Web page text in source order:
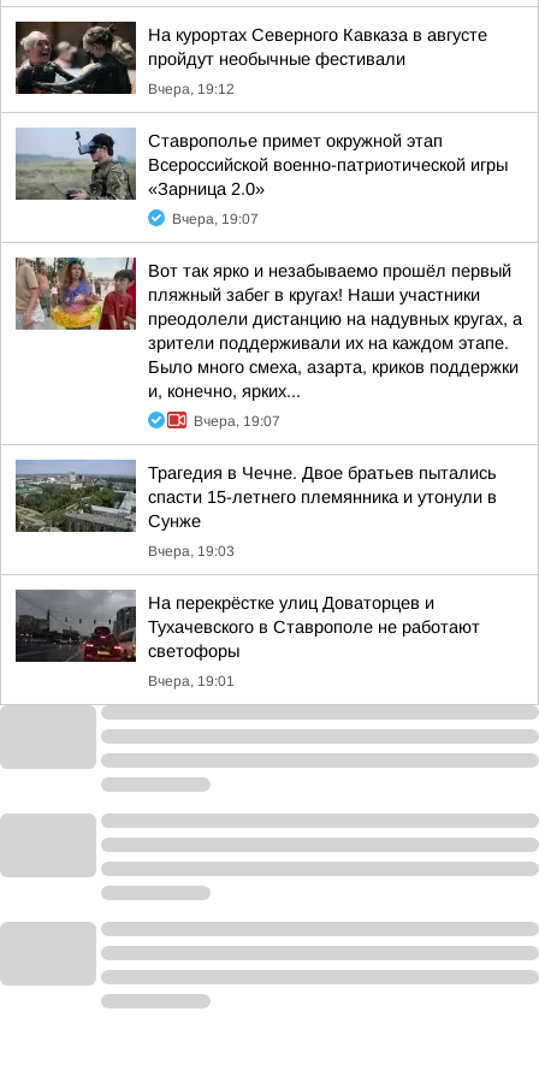
На курортах Северного Кавказа в августе
пройдут необычные фестивали
Вчера, 19:12
Ставрополье примет окружной этап
Всероссийской военно-патриотической игры
«Зарница 2.0»
Вчера, 19:07
Вот так ярко и незабываемо прошёл первый
пляжный забег в кругах! Наши участники
преодолели дистанцию на надувных кругах, а
зрители поддерживали их на каждом этапе.
Было много смеха, азарта, криков поддержки
и, конечно, ярких...
Вчера, 19:07
Трагедия в Чечне. Двое братьев пытались
спасти 15-летнего племянника и утонули в
Сунже
Вчера, 19:03
На перекрёстке улиц Доваторцев и
Тухачевского в Ставрополе не работают
светофоры
Вчера, 19:01